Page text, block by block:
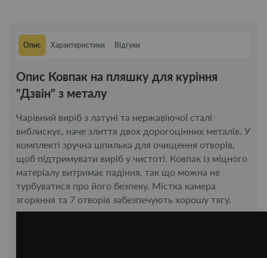
Опис Характеристики Відгуки
Опис Ковпак на пляшку для куріння
"Дзвін" з металу
Чарівний виріб з латуні та нержавіючої сталі
виблискує, наче злиття двох дорогоцінних металів. У
комплекті зручна шпилька для очищення отворів,
щоб підтримувати виріб у чистоті. Ковпак із міцного
матеріалу витримає падіння, так що можна не
турбуватися про його безпеку. Містка камера
згоряння та 7 отворів забезпечують хорошу тягу.